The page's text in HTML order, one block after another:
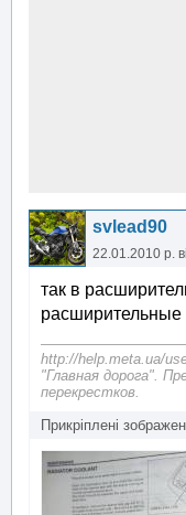
svlead90
22.01.2010 р.
так в
расширительные
http://help.meta.ua/
"Главная дорога".
перекрестков.
Прикріплені